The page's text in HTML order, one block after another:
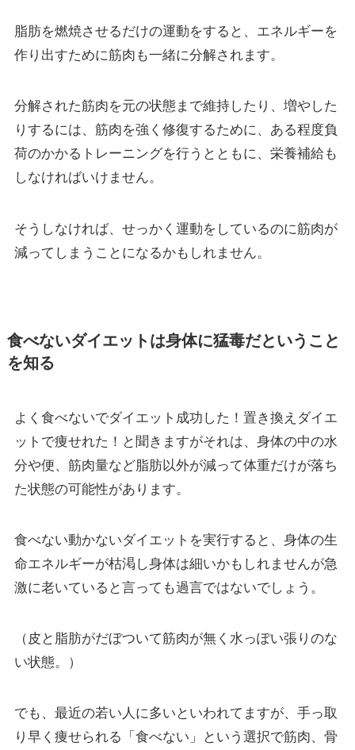
脂肪を燃焼させるだけの運動をすると、エネルギーを
作り出すために筋肉も一緒に分解されます。
分解された筋肉を元の状態まで維持したり、増やした
りするには、筋肉を強く修復するために、ある程度負
荷のかかるトレーニングを行うとともに、栄養補給も
しなければいけません。
そうしなければ、せっかく運動をしているのに筋肉が
減ってしまうことになるかもしれません。
食べないダイエットは身体に猛毒だということ
を知る
よく食べないでダイエット成功した！置き換えダイエ
ットで痩せれた！と聞きますがそれは、身体の中の水
分や便、筋肉量など脂肪以外が減って体重だけが落ち
た状態の可能性があります。
食べない動かないダイエットを実行すると、身体の生
命エネルギーが枯渇し身体は細いかもしれませんが急
激に老いていると言っても過言ではないでしょう。
（皮と脂肪がだぼついて筋肉が無く水っぽい張りのな
い状態。）
でも、最近の若い人に多いといわれてますが、手っ取
り早く痩せられる「食べない」という選択で筋肉、骨